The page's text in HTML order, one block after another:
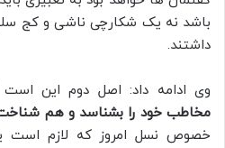
باشد نه یک شکارچی ناشی و کج
داشتند.
وی ادامه داد: اصل دوم این
مخاطب خود را بشناسد و هم شناخت
خصوص نسل امروز که لازم است